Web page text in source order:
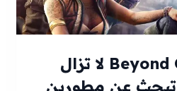
Beyond Good & Evil 2 لا تزال
حية وUbisoft تبحث عن مطورين